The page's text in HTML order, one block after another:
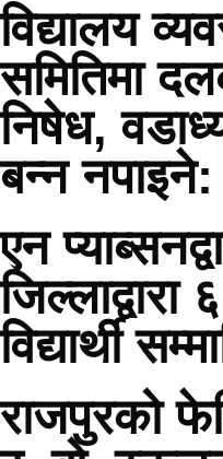
विद्यालय
समितिमा
निषेध,
बन्न नपाइने:
एन
विद्यार्थी
राजपुरको